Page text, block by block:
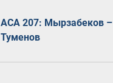
ACA 207: Мырзабеков –
Туменов